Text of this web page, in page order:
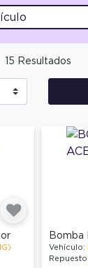
15 Resultados
Bomba
Vehículo:
Repuesto: